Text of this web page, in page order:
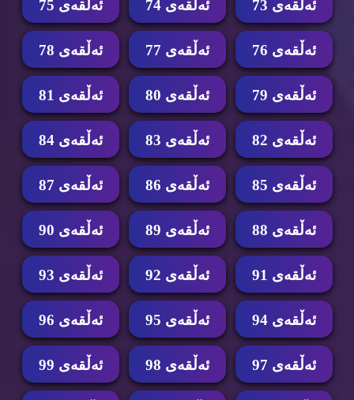
ئه‌ڵقه‌ی 73 ئه‌ڵقه‌ی 74 ئه‌ڵقه‌ی 75
ئه‌ڵقه‌ی 76 ئه‌ڵقه‌ی 77 ئه‌ڵقه‌ی 78
ئه‌ڵقه‌ی 79 ئه‌ڵقه‌ی 80 ئه‌ڵقه‌ی 81
ئه‌ڵقه‌ی 82 ئه‌ڵقه‌ی 83 ئه‌ڵقه‌ی 84
ئه‌ڵقه‌ی 85 ئه‌ڵقه‌ی 86 ئه‌ڵقه‌ی 87
ئه‌ڵقه‌ی 88 ئه‌ڵقه‌ی 89 ئه‌ڵقه‌ی 90
ئه‌ڵقه‌ی 91 ئه‌ڵقه‌ی 92 ئه‌ڵقه‌ی 93
ئه‌ڵقه‌ی 94 ئه‌ڵقه‌ی 95 ئه‌ڵقه‌ی 96
ئه‌ڵقه‌ی 97 ئه‌ڵقه‌ی 98 ئه‌ڵقه‌ی 99